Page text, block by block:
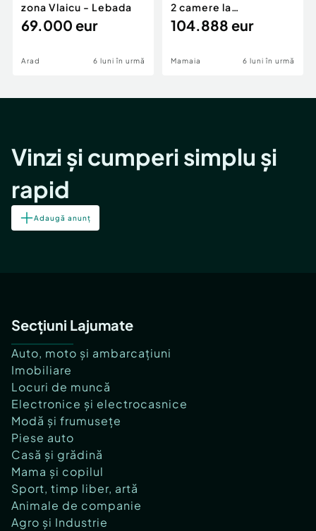
zona Vlaicu - Lebada
69.000 eur
Arad 6 luni în urmă
2 camere la
cheie,langa Mega
104.888 eur
Mamaia 6 luni în urmă
Vinzi și cumperi simplu și
rapid
Adaugă anunț
Secțiuni Lajumate
Auto, moto și ambarcațiuni
Imobiliare
Locuri de muncă
Electronice și electrocasnice
Modă și frumusețe
Piese auto
Casă și grădină
Mama și copilul
Sport, timp liber, artă
Animale de companie
Agro și Industrie